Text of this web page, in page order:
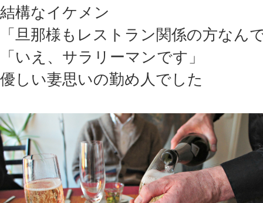
結構なイケメン
「旦那様もレストラン関係の方なん
「いえ、サラリーマンです」
優しい妻思いの勤め人でした